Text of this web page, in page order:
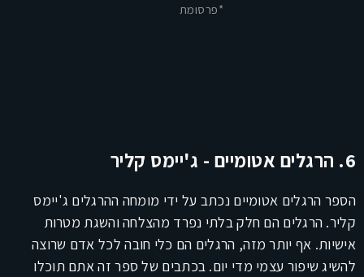
*פרסומת
6. הרגלים אטומיים - ג'יימס קליר
הספר הרגלים אטומיים נכתב על ידי מומחה ההרגלים ג'יימס
קליר. הרגלים הם חלק בלתי נפרד מהצלחה והשגת מטרות
אישיות. אף יותר מזה, הרגלים הם כלי חובה לכל אדם שרוצה
להשיג שיפור עצמי מדי יום. בכתבים של ספר זה אתם תוכלו